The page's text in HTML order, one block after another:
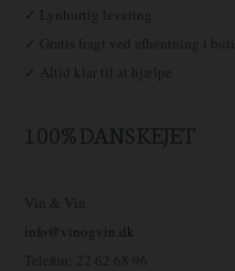
✓ Lynhurtig levering
✓ Gratis fragt ved afhentning i butik
✓ Altid klar til at hjælpe
100% DANSKEJET
Vin & Vin
info@vinogvin.dk
Telefon: 22 62 68 96